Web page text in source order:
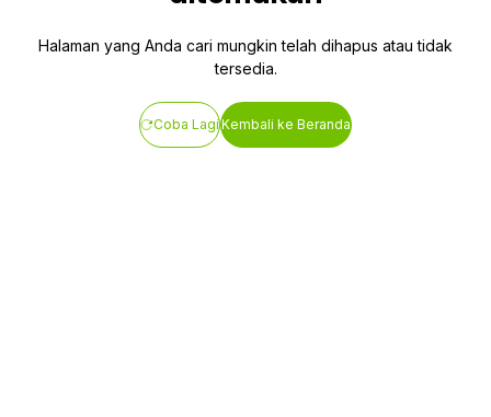
Halaman yang Anda cari mungkin telah dihapus atau tidak
tersedia.
Coba LagiKembali ke Beranda